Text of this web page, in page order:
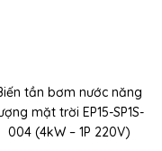
tần bơm nước năng
mặt trời EP15-SP1S-
004 (4kW – 1P 220V)